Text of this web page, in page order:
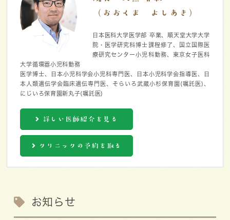
（おおくま よしあき）
日本医科大学医学部 卒業、順天堂大学大学
院・医学研究科博士課程修了、国立国際医
療研究センター小児科勤務、東京女子医科
大学循環器小児科勤務
医学博士、日本小児科学会小児科専門医、日本小児科学会指導医、日
本人類遺伝学会臨床遺伝専門医、そらいろ武蔵小杉保育園(嘱託医)、
にじいろ保育園新丸子(嘱託医)
詳しい医師紹介を見る
クリニックの予約を取る
お知らせ